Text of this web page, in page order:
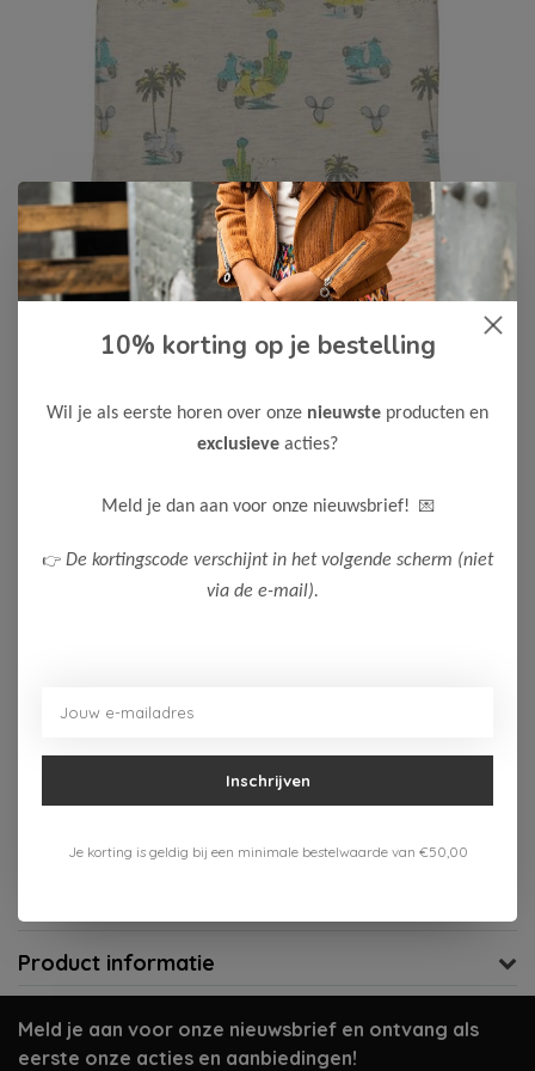
Dirkje Jongens T-Shirt
Kleur: Off white
104 110 116
Op voorraad (2)
Gratis verzenden vanaf 75,-
Meer informatie?Neem contact op over dit product
Product informatie
Meld je aan voor onze nieuwsbrief en ontvang als
eerste onze acties en aanbiedingen!
10% korting op je bestelling
Wil je als eerste horen over onze nieuwste producten en
exclusieve acties?
Meld je dan aan voor onze nieuwsbrief! 💌
👉 De kortingscode verschijnt in het volgende scherm (niet
via de e-mail).
Inschrijven
Je korting is geldig bij een minimale bestelwaarde van €50,00